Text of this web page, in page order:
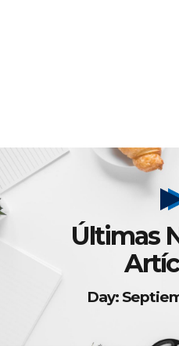
Últimas
Day: